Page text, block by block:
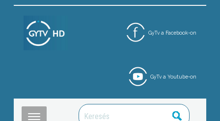
GyTv a Facebook-on
GyTv a Youtube-on